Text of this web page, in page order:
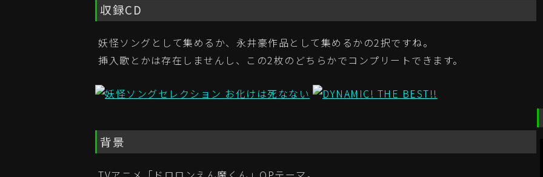
収録CD
妖怪ソングとして集めるか、永井豪作品として集めるかの2択ですね。
挿入歌とかは存在しませんし、この2枚のどちらかでコンプリートできます。
背景